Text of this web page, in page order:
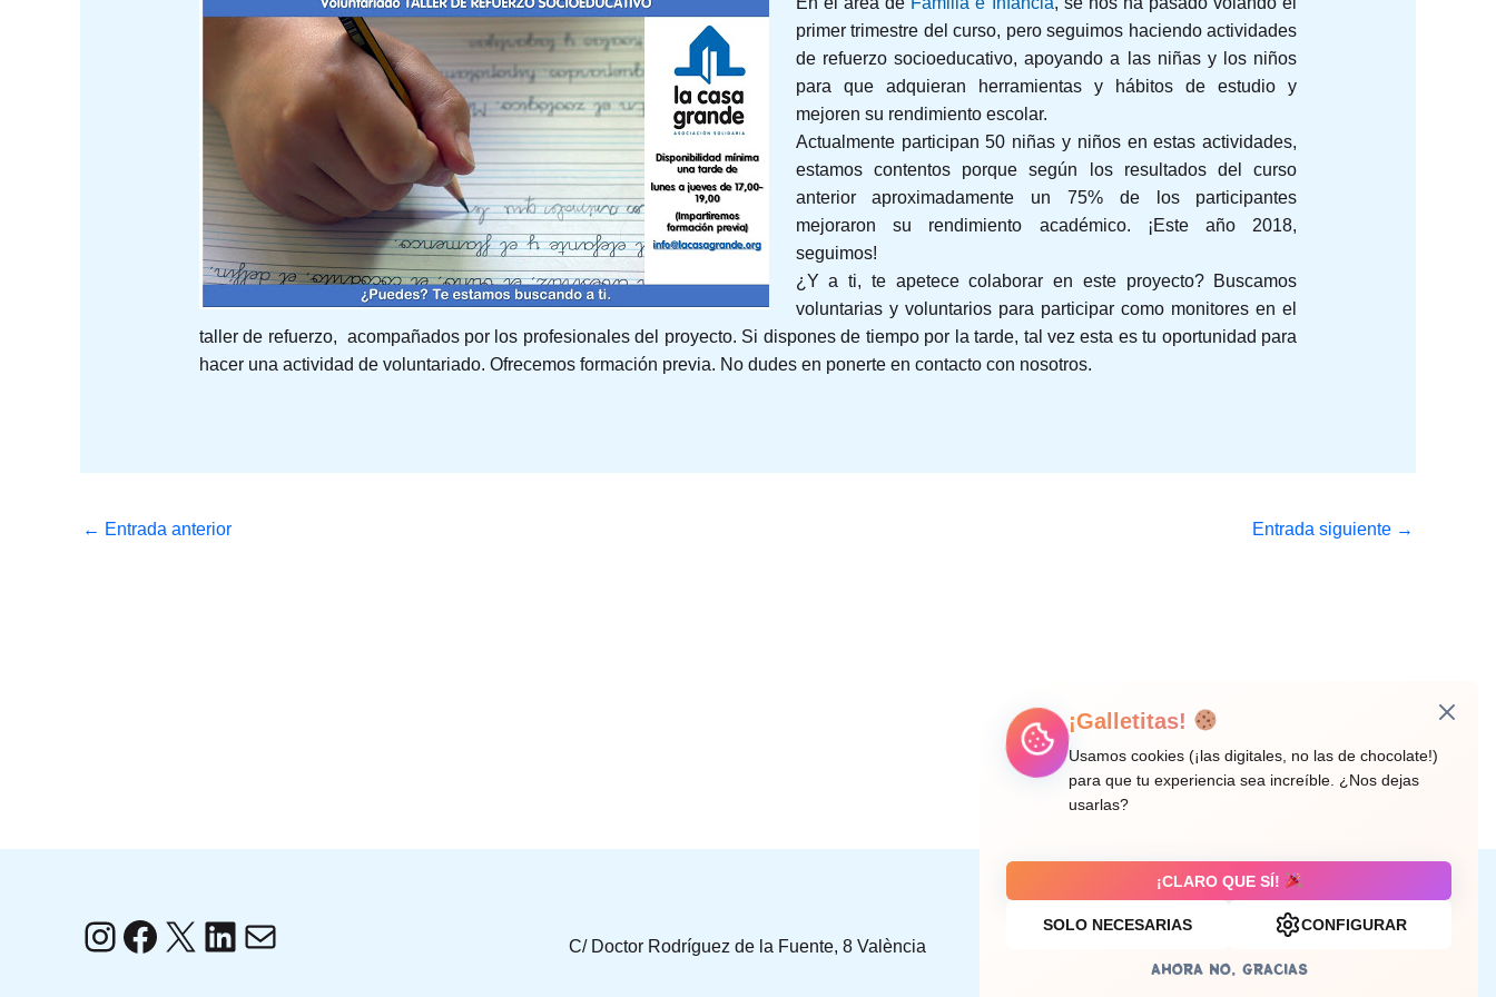
primer trimestre del curso, pero seguimos haciendo actividades
de refuerzo socioeducativo, apoyando a las niñas y los niños
para que adquieran herramientas y hábitos de estudio y
mejoren su rendimiento escolar.
Actualmente participan 50 niñas y niños en estas actividades,
estamos contentos porque según los resultados del curso
anterior aproximadamente un 75% de los participantes
mejoraron su rendimiento académico. ¡Este año 2018,
seguimos!
¿Y a ti, te apetece colaborar en este proyecto? Buscamos
voluntarias y voluntarios para participar como monitores en el
taller de refuerzo, acompañados por los profesionales del proyecto. Si dispones de tiempo por la tarde, tal vez esta es tu oportunidad para
hacer una actividad de voluntariado. Ofrecemos formación previa. No dudes en ponerte en contacto con nosotros.
← Entrada anterior Entrada siguiente →
Instagram
Facebook
X LinkedIn
Correo electrónico
C/ Doctor Rodríguez de la Fuente, 8 València
Aviso legal
¡Galletitas!
Usamos cookies (¡las digitales, no las de chocolate!)
para que tu experiencia sea increíble. ¿Nos dejas
usarlas?
¡CLARO QUE SÍ!
SOLO NECESARIAS CONFIGURAR
AHORA NO, GRACIAS